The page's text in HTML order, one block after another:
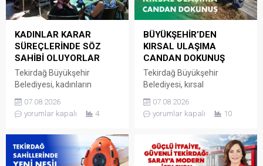
KADINLAR KARAR
SÜREÇLERİNDE SÖZ
SAHİBİ OLUYORLAR
Tekirdağ Büyükşehir
Belediyesi, kadınların
talep ve sorunlarını
doğrudan yerel yönetime
Buluşmaları’nı sürdürmeye
devam ediyor. Kadın Dostu
07.08.2026
yorumlar kapalı
4
BÜYÜKŞEHİR’DEN
KIRSAL ULAŞIMA
CANDAN DOKUNUŞ
Tekirdağ Büyükşehir
Belediyesi, kırsal
altyapısını güçlendirmeye
yönelik yatırımlarını aralıksız
İşleri Dairesi Başkanlığı
tarafından
07.08.2026
yorumlar kapalı
10